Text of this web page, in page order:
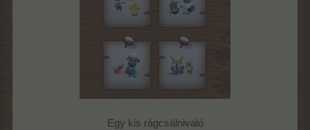
Egy kis rágcsálnivaló